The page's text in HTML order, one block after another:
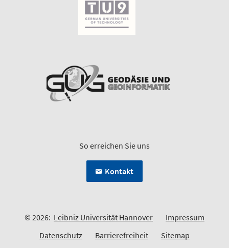
So erreichen Sie uns
Kontakt
© 2026: Leibniz Universität Hannover
Impressum
Datenschutz
Barrierefreiheit Sitemap